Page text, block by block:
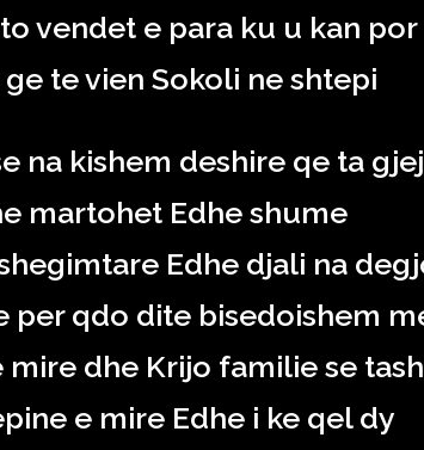
vendet e para ku u kan por
te vien Sokoli ne shtepi
na kishem deshire qe ta
martohet Edhe shume
Edhe djali na
per qdo dite bisedoishem
dhe Krijo familie se tash
e mire Edhe i ke qel dy